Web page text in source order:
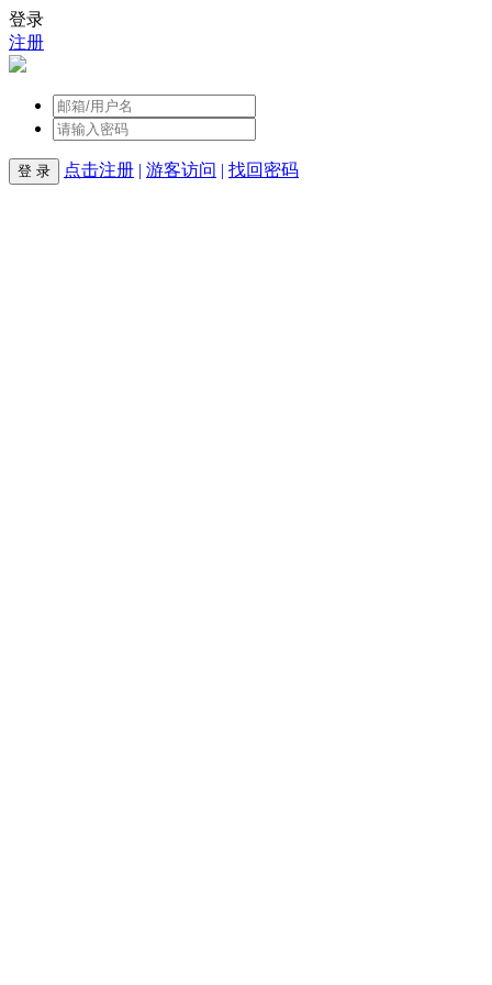
登录
注册
点击注册 | 游客访问 | 找回密码